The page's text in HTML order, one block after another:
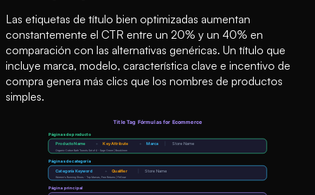
Las etiquetas de título bien optimizadas aumentan
constantemente el CTR entre un 20% y un 40% en
comparación con las alternativas genéricas. Un título que
incluye marca, modelo, característica clave e incentivo de
compra genera más clics que los nombres de productos
simples.